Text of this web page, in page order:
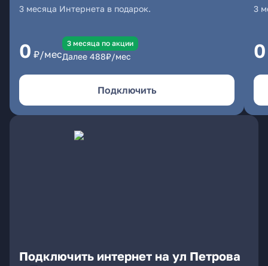
3 месяца Интернета в подарок.
0 ₽/мес
3 месяцa по акции
Далее 488₽/мес
Подключить
3
0
Подключить интернет на ул Петрова